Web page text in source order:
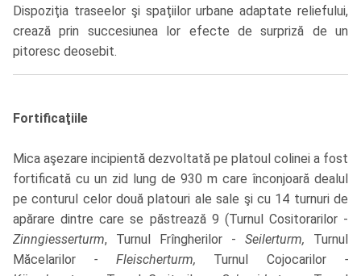
Dispoziţia traseelor şi spaţiilor urbane adaptate reliefului,
crează prin succesiunea lor efecte de surpriză de un
pitoresc deosebit.
Fortificaţiile
Mica aşezare incipientă dezvoltată pe platoul colinei a fost
fortificată cu un zid lung de 930 m care înconjoară dealul
pe conturul celor două platouri ale sale şi cu 14 turnuri de
apărare dintre care se păstrează 9 (Turnul Cositorarilor -
Zinngiesserturm, Turnul Frîngherilor - Seilerturm, Turnul
Măcelarilor - Fleischerturm, Turnul Cojocarilor -